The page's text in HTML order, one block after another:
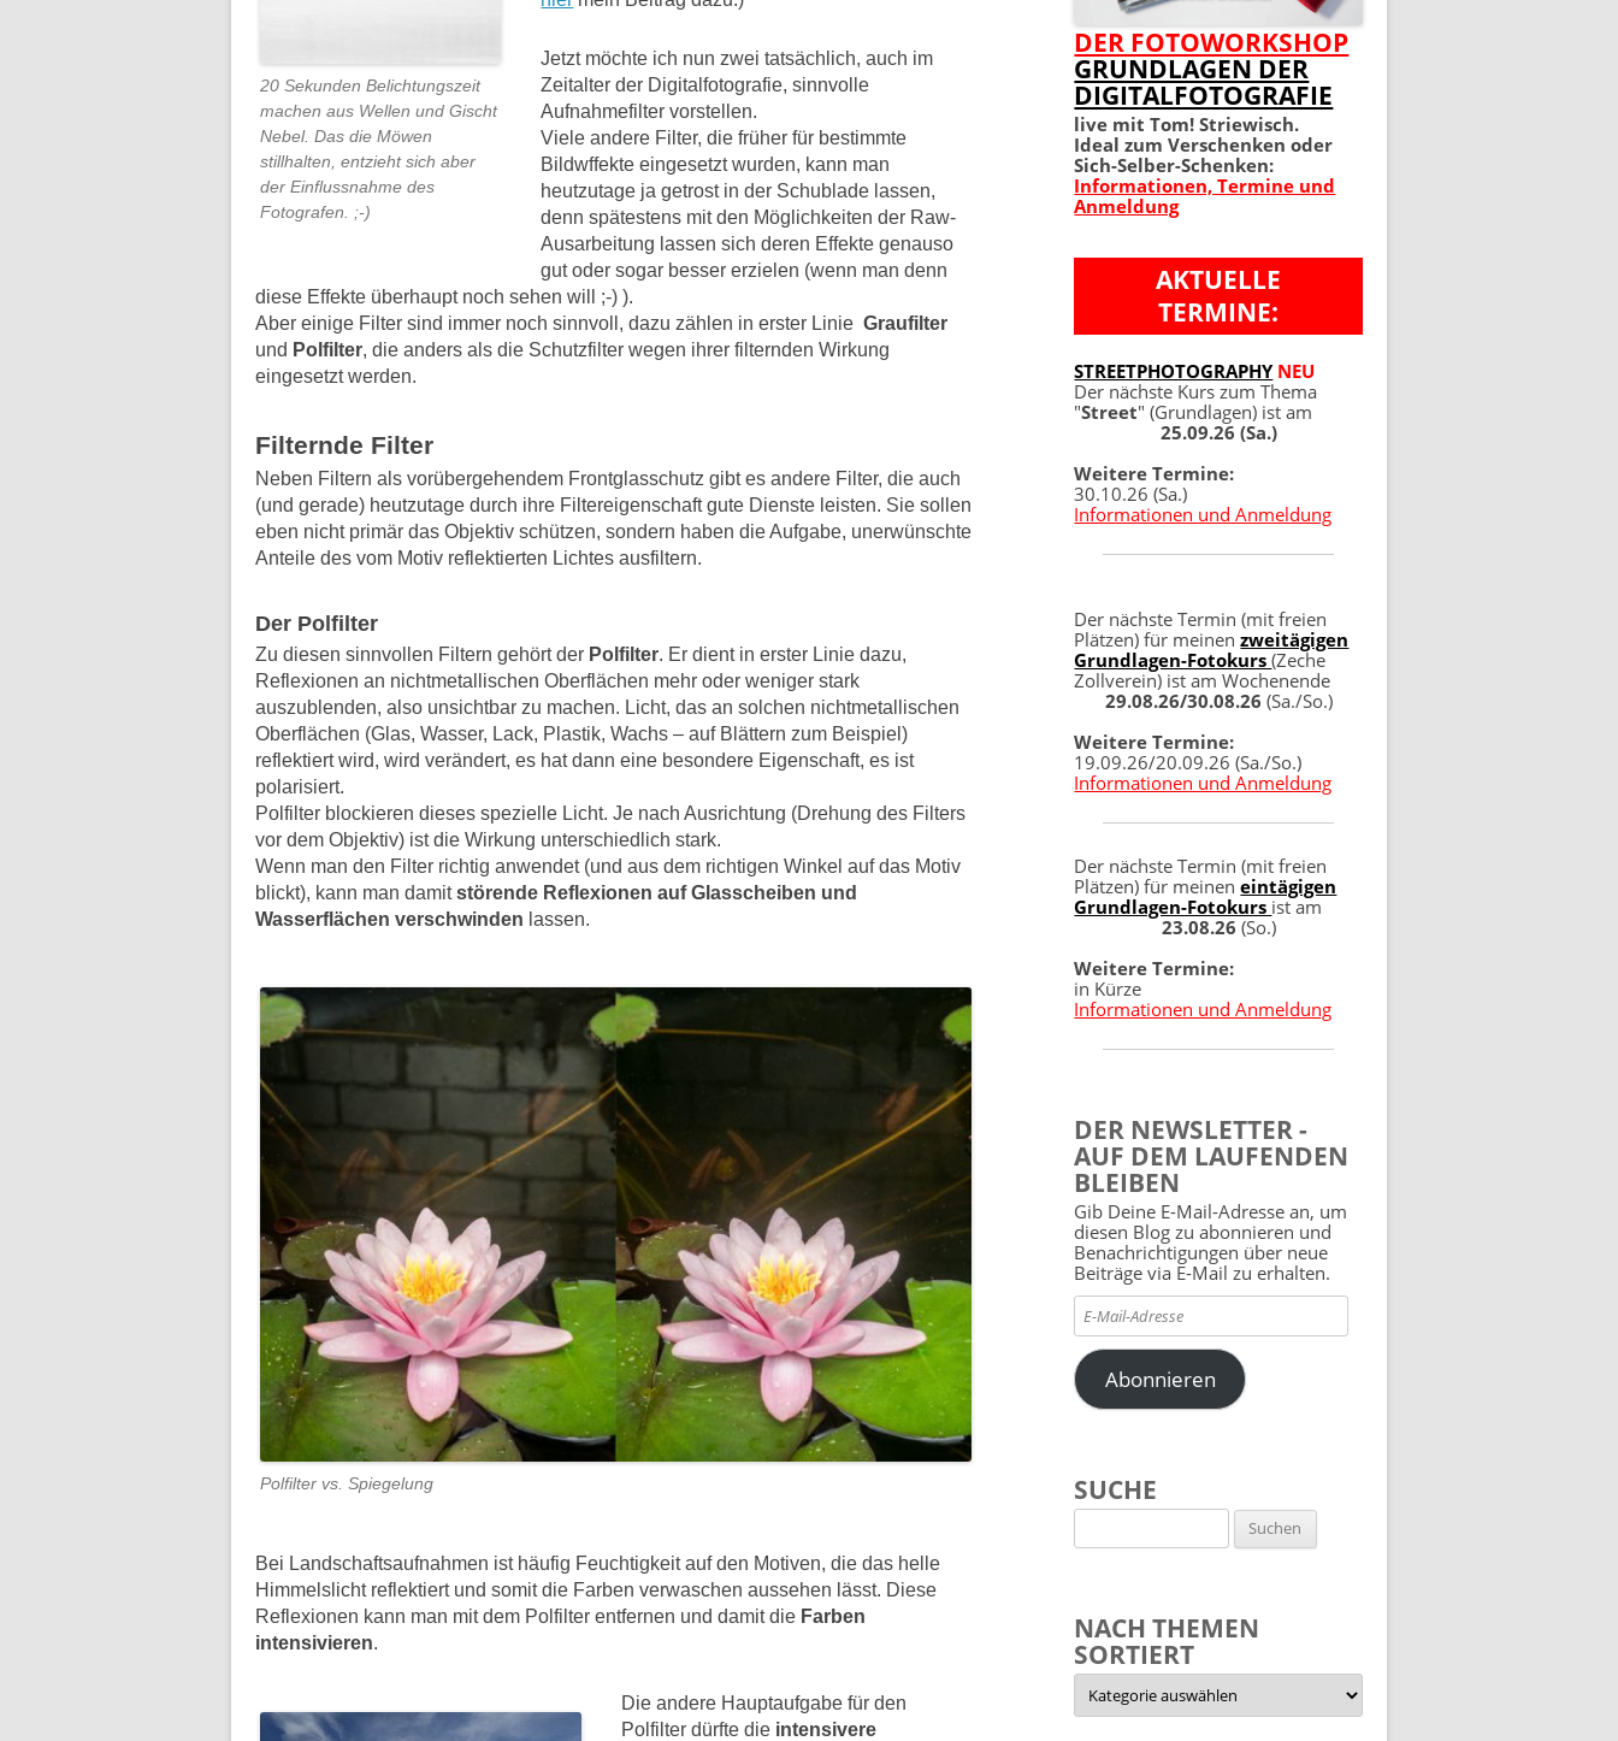
MEIN PERFEKTES FOTO 2.
AUFLAGE
100 TIPPS UND TRICKS 4.
AUFLAGE
SOZIALE NETZWERKE
WO IST TOM?
IMPRESSUM
DATENSCHUTZERKLÄRUNG
20 Sekunden Belichtungszeit
machen aus Wellen und Gischt
Nebel. Das die Möwen
stillhalten, entzieht sich aber
der Einflussnahme des
Fotografen. ;-)
Jetzt möchte ich nun zwei tatsächlich, auch im
Zeitalter der Digitalfotografie, sinnvolle
Aufnahmefilter vorstellen.
Viele andere Filter, die früher für bestimmte
Bildwffekte eingesetzt wurden, kann man
heutzutage ja getrost in der Schublade lassen,
denn spätestens mit den Möglichkeiten der Raw-
Ausarbeitung lassen sich deren Effekte genauso
gut oder sogar besser erzielen (wenn man denn
diese Effekte überhaupt noch sehen will ;-) ).
Aber einige Filter sind immer noch sinnvoll, dazu zählen in erster Linie Graufilter
und Polfilter, die anders als die Schutzfilter wegen ihrer filternden Wirkung
eingesetzt werden.
Filternde Filter
Neben Filtern als vorübergehendem Frontglasschutz gibt es andere Filter, die auch
(und gerade) heutzutage durch ihre Filtereigenschaft gute Dienste leisten. Sie sollen
eben nicht primär das Objektiv schützen, sondern haben die Aufgabe, unerwünschte
Anteile des vom Motiv reflektierten Lichtes ausfiltern.
Der Polfilter
Zu diesen sinnvollen Filtern gehört der Polfilter. Er dient in erster Linie dazu,
Reflexionen an nichtmetallischen Oberflächen mehr oder weniger stark
auszublenden, also unsichtbar zu machen. Licht, das an solchen nichtmetallischen
Oberflächen (Glas, Wasser, Lack, Plastik, Wachs – auf Blättern zum Beispiel)
reflektiert wird, wird verändert, es hat dann eine besondere Eigenschaft, es ist
polarisiert.
Polfilter blockieren dieses spezielle Licht. Je nach Ausrichtung (Drehung des Filters
vor dem Objektiv) ist die Wirkung unterschiedlich stark.
Wenn man den Filter richtig anwendet (und aus dem richtigen Winkel auf das Motiv
blickt), kann man damitstörende Reflexionen auf Glasscheiben und
Wasserflächen verschwinden lassen.
Polfilter vs. Spiegelung
Bei Landschaftsaufnahmen ist häufig Feuchtigkeit auf den Motiven, die das helle
Himmelslicht reflektiert und somit die Farben verwaschen aussehen lässt. Diese
Reflexionen kann man mit dem Polfilter entfernen und damit die Farben
intensivieren.
Die andere Hauptaufgabe für den
Polfilter dürfte die intensivere
DER FOTOWORKSHOP
GRUNDLAGEN DER
DIGITALFOTOGRAFIE
live mit Tom! Striewisch.
Ideal zum Verschenken oder
Sich-Selber-Schenken:
Informationen, Termine und
Anmeldung
AKTUELLE
TERMINE:
STREETPHOTOGRAPHY NEU
Der nächste Kurs zum Thema
"Street" (Grundlagen) ist am
25.09.26 (Sa.)
Weitere Termine:
30.10.26 (Sa.)
Informationen und Anmeldung
Der nächste Termin (mit freien
Plätzen) für meinenzweitägigen
Grundlagen-Fotokurs(Zeche
Zollverein) ist am Wochenende
29.08.26/30.08.26 (Sa./So.)
Weitere Termine:
19.09.26/20.09.26 (Sa./So.)
Informationen und Anmeldung
Der nächste Termin (mit freien
Plätzen) für meineneintägigen
Grundlagen-Fotokurs ist am
23.08.26 (So.)
Weitere Termine:
in Kürze
Informationen und Anmeldung
DER NEWSLETTER -
AUF DEM LAUFENDEN
BLEIBEN
Gib Deine E-Mail-Adresse an, um
diesen Blog zu abonnieren und
Benachrichtigungen über neue
Beiträge via E-Mail zu erhalten.
E-
Mail-
Adresse
Abonnieren
SUCHE
nach:
NACH THEMEN
SORTIERT
Nach
Themen
sortiert